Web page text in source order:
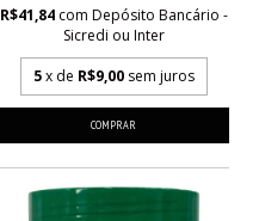
R$41,84 com Depósito Bancário -
Sicredi ou Inter
5 x de R$9,00 sem juros